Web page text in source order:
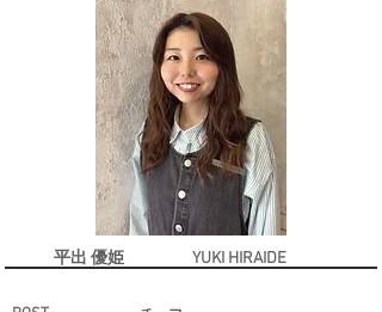
​平出 優姫 YUKI HIRAIDE